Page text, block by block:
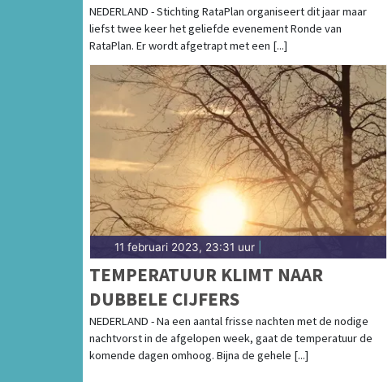
NEDERLAND - Stichting RataPlan organiseert dit jaar maar
liefst twee keer het geliefde evenement Ronde van
RataPlan. Er wordt afgetrapt met een [...]
11 februari 2023, 23:31 uur
TEMPERATUUR KLIMT NAAR
DUBBELE CIJFERS
NEDERLAND - Na een aantal frisse nachten met de nodige
nachtvorst in de afgelopen week, gaat de temperatuur de
komende dagen omhoog. Bijna de gehele [...]